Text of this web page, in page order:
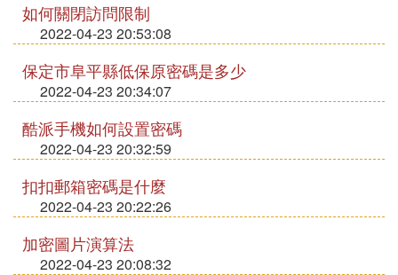
如何關閉訪問限制
2022-04-23 20:53:08
保定市阜平縣低保原密碼是多少
2022-04-23 20:34:07
酷派手機如何設置密碼
2022-04-23 20:32:59
扣扣郵箱密碼是什麼
2022-04-23 20:22:26
加密圖片演算法
2022-04-23 20:08:32